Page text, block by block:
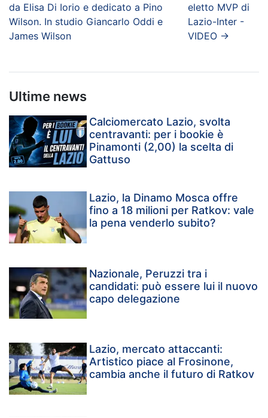
da Elisa Di Iorio e dedicato a Pino
Wilson. In studio Giancarlo Oddi e
James Wilson
eletto MVP di
Lazio-Inter -
VIDEO →
Ultime news
Calciomercato Lazio, svolta
centravanti: per i bookie è
Pinamonti (2,00) la scelta di
Gattuso
Lazio, la Dinamo Mosca offre
fino a 18 milioni per Ratkov: vale
la pena venderlo subito?
Nazionale, Peruzzi tra i
candidati: può essere lui il nuovo
capo delegazione
Lazio, mercato attaccanti:
Artistico piace al Frosinone,
cambia anche il futuro di Ratkov